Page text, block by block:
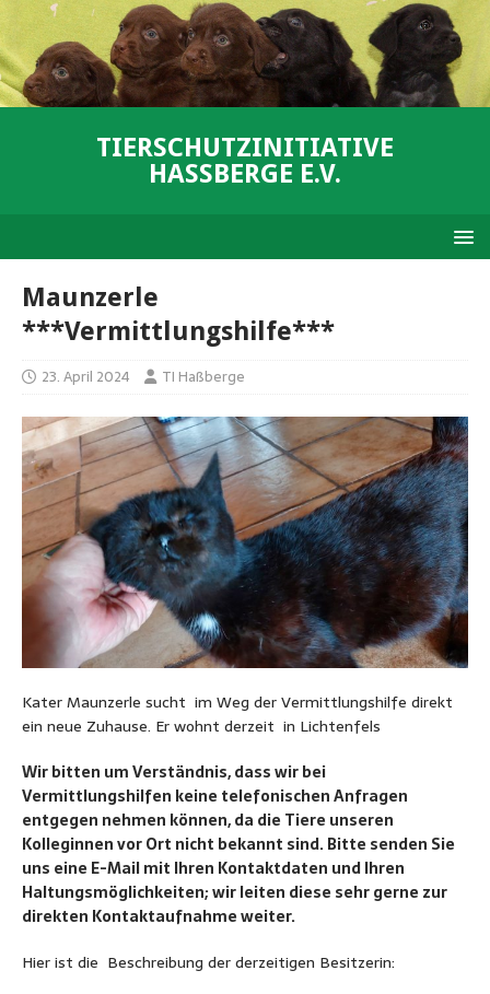
TIERSCHUTZINITIATIVE
HASSBERGE E.V.
Maunzerle
***Vermittlungshilfe***
23. April 2024 TI Haßberge
Kater Maunzerle sucht im Weg der Vermittlungshilfe direkt
ein neue Zuhause. Er wohnt derzeit in Lichtenfels
Wir bitten um Verständnis, dass wir bei
Vermittlungshilfen keine telefonischen Anfragen
entgegen nehmen können, da die Tiere unseren
Kolleginnen vor Ort nicht bekannt sind. Bitte senden Sie
uns eine E-Mail mit Ihren Kontaktdaten und Ihren
Haltungsmöglichkeiten; wir leiten diese sehr gerne zur
direkten Kontaktaufnahme weiter.
Hier ist die Beschreibung der derzeitigen Besitzerin: